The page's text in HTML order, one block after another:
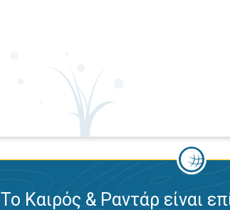
Το Καιρός & Ραντάρ είναι